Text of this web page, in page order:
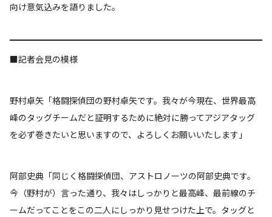
向け意気込みを語りました。
■記者会見の模様
野村卓矢「格闘探偵団の野村卓矢です。我々が今現在、世界最高
峰のタッグチームだと証明するために絶対に勝ってアジアタッグ
を必ず巻きたいと思いますので、よろしくお願いいたします」
阿部史典「同じく格闘探偵団、アストロノーツの阿部史典です。
今（野村が）言った通り、我々はしっかりと最高峰、最前線のチ
ームだってことをこの二人にしっかり見せつけた上で。タッグと